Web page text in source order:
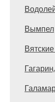
Вымпел